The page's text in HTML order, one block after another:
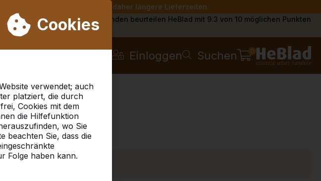
Bitte berücksichtigen Sie daher längere Lieferzeiten.
Cookies
verwendet; auch
platziert, die durch
Cookies mit dem
die Hilfefunktion
wo Sie
beachten Sie, dass die
Folge haben kann.
Kunden beurteilen HeBlad mit 9.3 von 10 möglichen Punkten
Einloggen Suchen 0